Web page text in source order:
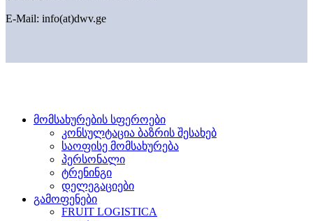
E-Mail: info(at)dwv.ge
მომსახურების სფეროები
კონსულტაცია ბაზრის შესახებ
საოფისე მომსახურება
პერსონალი
ტრენინგი
დელეგაციები
გამოფენები
FRUIT LOGISTICA